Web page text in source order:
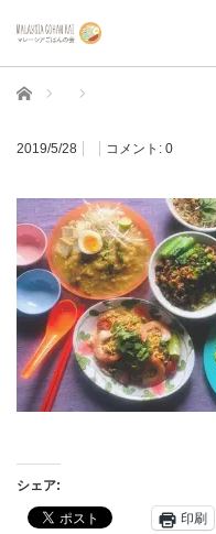
ホーム
2019/5/28 コメント: 0
シェア:
印刷